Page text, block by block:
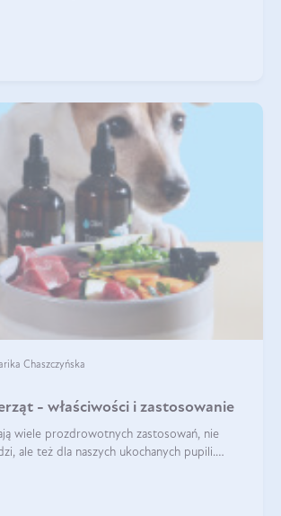
Chaszczyńska
- właściwości i zastosowanie
wiele prozdrowotnych zastosowań, nie
ale też dla naszych ukochanych pupili.